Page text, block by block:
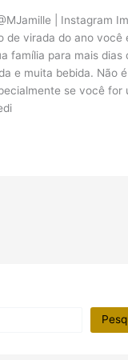
| Instagram
de virada do ano você
família para mais dias
e muita bebida. Não
se você for